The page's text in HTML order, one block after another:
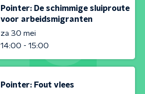
Pointer: De schimmige sluiproute
voor arbeidsmigranten
za 30 mei
14:00 - 15:00
Pointer: Fout vlees